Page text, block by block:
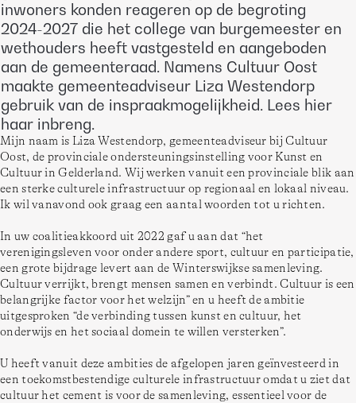
inwoners konden reageren op de begroting
2024-2027 die het college van burgemeester en
wethouders heeft vastgesteld en aangeboden
aan de gemeenteraad. Namens Cultuur Oost
maakte gemeenteadviseur Liza Westendorp
gebruik van de inspraakmogelijkheid. Lees hier
haar inbreng.
Mijn naam is Liza Westendorp, gemeenteadviseur bij Cultuur
Oost, de provinciale ondersteuningsinstelling voor Kunst en
Cultuur in Gelderland. Wij werken vanuit een provinciale blik aan
een sterke culturele infrastructuur op regionaal en lokaal niveau.
Ik wil vanavond ook graag een aantal woorden tot u richten.
In uw coalitieakkoord uit 2022 gaf u aan dat “het
verenigingsleven voor onder andere sport, cultuur en participatie,
een grote bijdrage levert aan de Winterswijkse samenleving.
Cultuur verrijkt, brengt mensen samen en verbindt. Cultuur is een
belangrijke factor voor het welzijn” en u heeft de ambitie
uitgesproken “de verbinding tussen kunst en cultuur, het
onderwijs en het sociaal domein te willen versterken”.
U heeft vanuit deze ambities de afgelopen jaren geïnvesteerd in
een toekomstbestendige culturele infrastructuur omdat u ziet dat
cultuur het cement is voor de samenleving, essentieel voor de